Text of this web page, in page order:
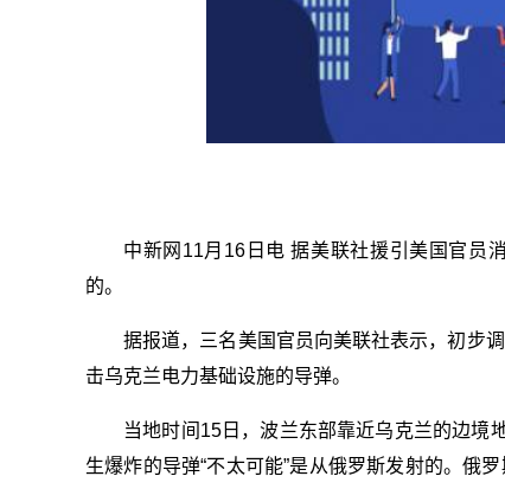
中新网11月16日电 据美联社援引美国官员
的。
据报道，三名美国官员向美联社表示，初步
击乌克兰电力基础设施的导弹。
当地时间15日，波兰东部靠近乌克兰的边境
生爆炸的导弹“不太可能”是从俄罗斯发射的。俄